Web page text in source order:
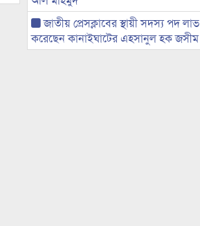
জাতীয় প্রেসক্লাবের স্থায়ী সদস্য পদ লাভ
করেছেন কানাইঘাটের এহসানুল হক জসীম